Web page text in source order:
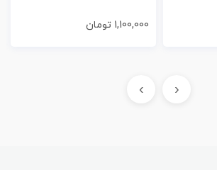
1,100,000 تومان
‹
›